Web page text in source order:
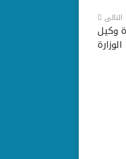
التالى
وكيل
الوزارة